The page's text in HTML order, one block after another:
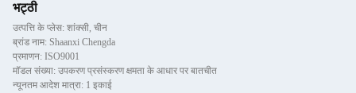
भट्ठी
उत्पत्ति के प्लेस: शांक्सी, चीन
ब्रांड नाम: Shaanxi Chengda
प्रमाणन: ISO9001
मॉडल संख्या: उपकरण प्रसंस्करण क्षमता के आधार पर बातचीत
न्यूनतम आदेश मात्रा: 1 इकाई